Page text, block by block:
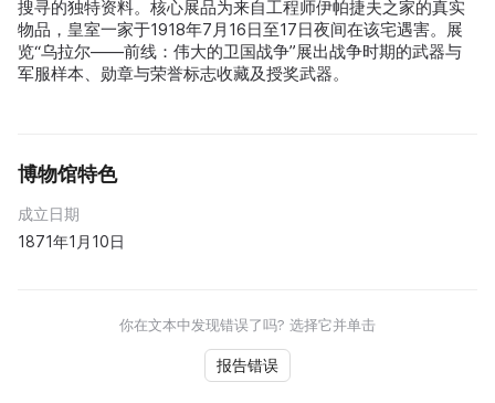
搜寻的独特资料。核心展品为来自工程师伊帕捷夫之家的真实
物品，皇室一家于1918年7月16日至17日夜间在该宅遇害。展
览“乌拉尔——前线：伟大的卫国战争”展出战争时期的武器与
军服样本、勋章与荣誉标志收藏及授奖武器。
博物馆特色
成立日期
1871年1月10日
你在文本中发现错误了吗? 选择它并单击
报告错误